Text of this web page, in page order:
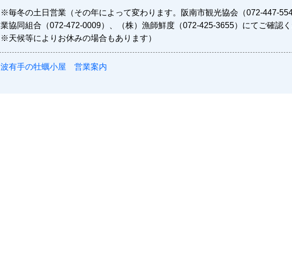
※毎冬の土日営業（その年によって変わります。阪南市観光協会（072-447-
業協同組合（072-472-0009）、（株）漁師鮮度（072-425-3655）にてご確認く
※天候等によりお休みの場合もあります）
波有手の牡蠣小屋 営業案内